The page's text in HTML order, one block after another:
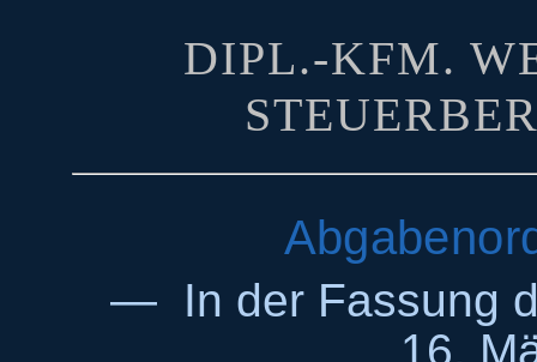
DIPL.-KFM.
— In der Fassung
16.